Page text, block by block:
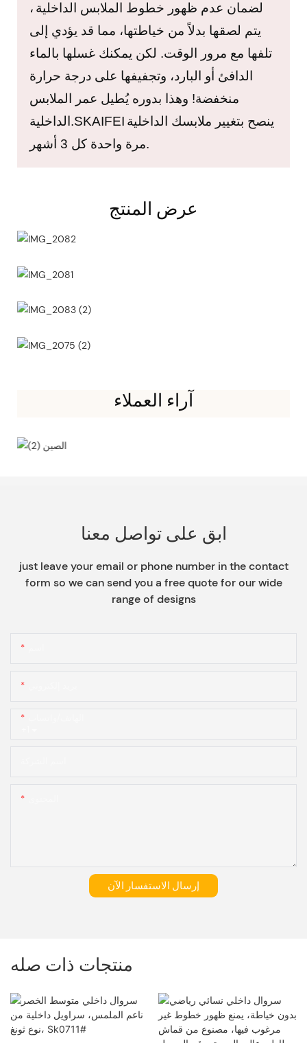
لضمان عدم ظهور خطوط الملابس الداخلية ،
يتم لصقها بدلاً من خياطتها، مما قد يؤدي إلى
تلفها مع مرور الوقت. لكن يمكنك غسلها بالماء
الدافئ أو البارد، وتجفيفها على درجة حرارة
منخفضة! وهذا بدوره يُطيل عمر الملابس
الداخلية.SKAIFEI ينصح بتغيير ملابسك الداخلية
مرة واحدة كل 3 أشهر.
عرض المنتج
آراء العملاء
ابق على تواصل معنا
just leave your email or phone number in the contact
form so we can send you a free quote for our wide
range of designs
إرسال الاستفسار الآن
منتجات ذات صله